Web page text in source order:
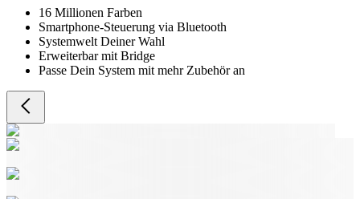
16 Millionen Farben
Smartphone-Steuerung via Bluetooth
Systemwelt Deiner Wahl
Erweiterbar mit Bridge
Passe Dein System mit mehr Zubehör an